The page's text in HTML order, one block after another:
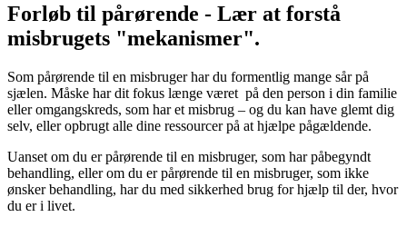
Forløb til pårørende - Lær at forstå
misbrugets "mekanismer".
Som pårørende til en misbruger har du formentlig mange sår på
sjælen. Måske har dit fokus længe været på den person i din familie
eller omgangskreds, som har et misbrug – og du kan have glemt dig
selv, eller opbrugt alle dine ressourcer på at hjælpe pågældende.
Uanset om du er pårørende til en misbruger, som har påbegyndt
behandling, eller om du er pårørende til en misbruger, som ikke
ønsker behandling, har du med sikkerhed brug for hjælp til der, hvor
du er i livet.